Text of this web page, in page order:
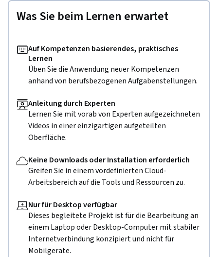
Was Sie beim Lernen erwartet
Auf Kompetenzen basierendes, praktisches
Lernen
Üben Sie die Anwendung neuer Kompetenzen
anhand von berufsbezogenen Aufgabenstellungen.
Anleitung durch Experten
Lernen Sie mit vorab von Experten aufgezeichneten
Videos in einer einzigartigen aufgeteilten
Oberfläche.
Keine Downloads oder Installation erforderlich
Greifen Sie in einem vordefinierten Cloud-
Arbeitsbereich auf die Tools und Ressourcen zu.
Nur für Desktop verfügbar
Dieses begleitete Projekt ist für die Bearbeitung an
einem Laptop oder Desktop-Computer mit stabiler
Internetverbindung konzipiert und nicht für
Mobilgeräte.